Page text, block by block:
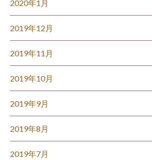
2020年1月
2019年12月
2019年11月
2019年10月
2019年9月
2019年8月
2019年7月